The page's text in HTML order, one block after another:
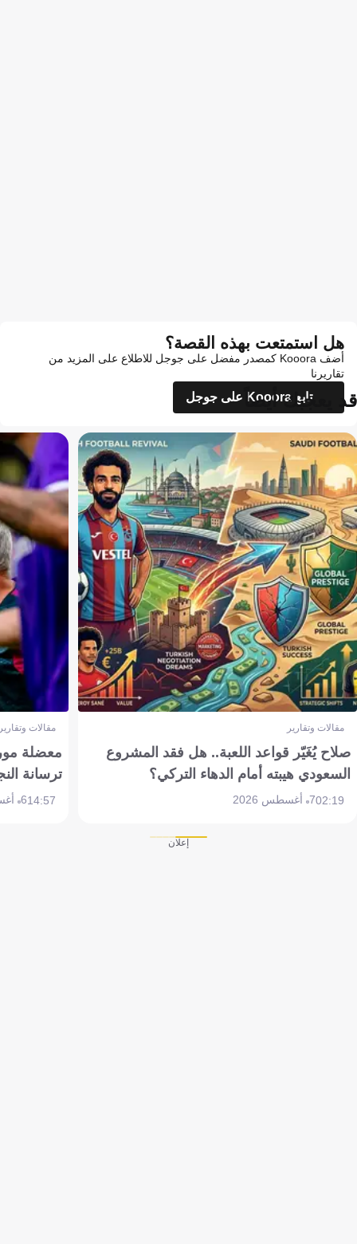
هل استمتعت بهذه القصة؟
أضف Kooora كمصدر مفضل على جوجل للاطلاع على المزيد من
تقاريرنا
تابع Kooora على جوجل
قد يعجبك أيضاً
مقالات وتقارير
صلاح يُغَيّر قواعد اللعبة.. هل فقد المشروع
السعودي هيبته أمام الدهاء التركي؟
02:197 أغسطس 2026
مقالات
معضلة
ترسانة
14:576 أغسطس 2026
إعلان